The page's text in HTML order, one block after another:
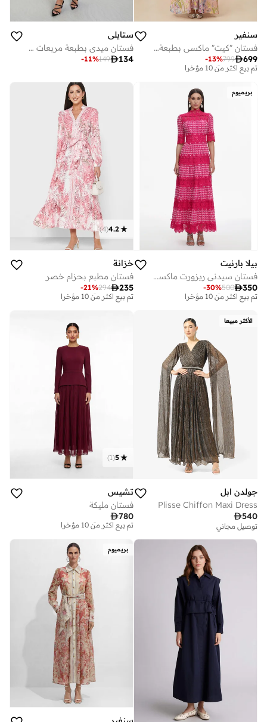
سنفير
فستان "كيت" ماكسي بطبعة الزهور ورباط على الخصر
699
799
-13%
توصيل مجاني
تم بيع أكثر من 10 مؤخرا
ستايلي
فستان ميدي بطبعة مربعات وأكمام طويلة
134
149
-11%
بريميوم
بيلا بارنيت
فستان سيدني ريزورت ماكسي دانتيل فضفاض بنصف كم
350
500
-30%
توصيل مجاني
توصيل مجاني
تم بيع أكثر من 10 مؤخرا
4.2
(
4
)
خزانة
فستان مطبع بحزام خصر
235
294
-21%
توصيل مجاني
الأكثر مبيعا
جولدن ابل
Plisse Chiffon Maxi Dress
540
توصيل مجاني
5
(
1
)
تشيس
فستان مليكة
780
توصيل مجاني
تم بيع أكثر من 10 مؤخرا
بريميوم